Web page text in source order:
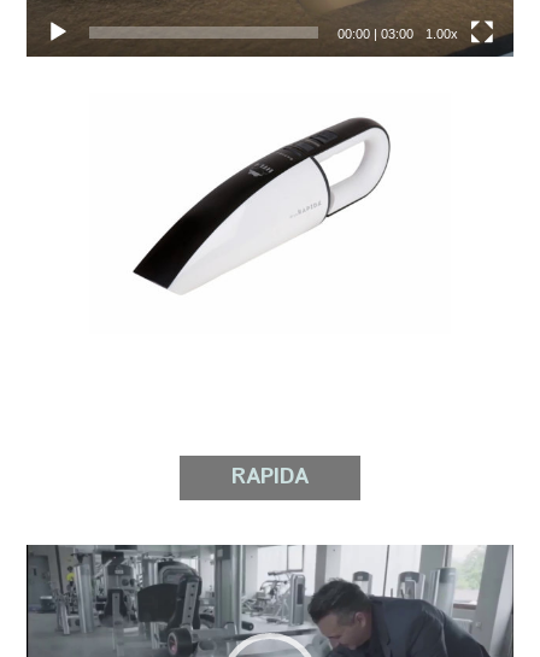
00:00| 03:00 1.00x
RAPIDA
Video
prehrávač